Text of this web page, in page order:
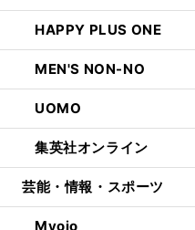
HAPPY PLUS ONE
MEN'S NON-NO
UOMO
集英社オンライン
芸能・情報・スポーツ
Myojo